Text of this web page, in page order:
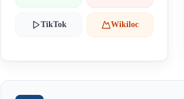
TikTok Wikiloc